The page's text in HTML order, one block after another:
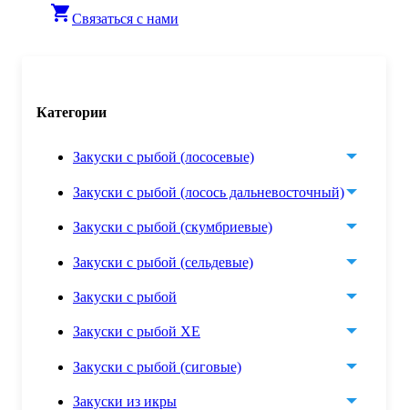
shopping_cartСвязаться с нами
Категории
Закуски с рыбой (лососевые)
Закуски с рыбой (лосось дальневосточный)
Закуски с рыбой (скумбриевые)
Закуски с рыбой (сельдевые)
Закуски с рыбой
Закуски с рыбой ХЕ
Закуски с рыбой (сиговые)
Закуски из икры